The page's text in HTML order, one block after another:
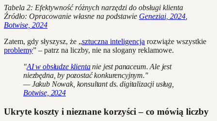
Tabela 2: Efektywność różnych narzędzi do obsługi klienta
Źródło: Opracowanie własne na podstawie Geneziai, 2024
Botwise, 2024
Zatem, gdy słyszysz, że „sztuczna inteligencja rozwiąże wszystkie
problemy” – patrz na liczby, nie na slogany reklamowe.
"AI w obsłudze klientanie jest panaceum. Ale jest
niezbędna, by pozostać konkurencyjnym."
— Jakub Nowak, konsultant ds. digitalizacji usług,
Botwise, 2024
Ukryte koszty i nieznane korzyści – co mówią liczby